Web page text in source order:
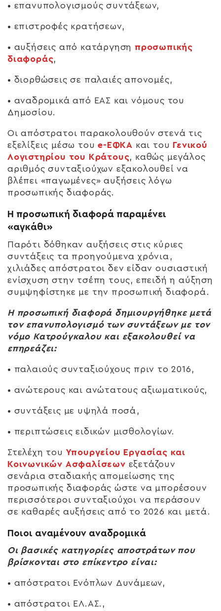
• επανυπολογισμούς συντάξεων,
• επιστροφές κρατήσεων,
• αυξήσεις από κατάργηση προσωπικής
διαφοράς,
• διορθώσεις σε παλαιές απονομές,
• αναδρομικά από ΕΑΣ και νόμους του
Δημοσίου.
Οι απόστρατοι παρακολουθούν στενά τις
εξελίξεις μέσω τουe-ΕΦΚΑ και του Γενικού
Λογιστηρίου του Κράτους, καθώς μεγάλος
αριθμός συνταξιούχων εξακολουθεί να
βλέπει «παγωμένες» αυξήσεις λόγω
προσωπικής διαφοράς.
Η προσωπική διαφορά παραμένει
«αγκάθι»
Παρότι δόθηκαν αυξήσεις στις κύριες
συντάξεις τα προηγούμενα χρόνια,
χιλιάδες απόστρατοι δεν είδαν ουσιαστική
ενίσχυση στην τσέπη τους, επειδή η αύξηση
συμψηφίστηκε με την προσωπική διαφορά.
Η προσωπική διαφορά δημιουργήθηκε μετά
τον επανυπολογισμό των συντάξεων με τον
νόμο Κατρούγκαλου και εξακολουθεί να
επηρεάζει:
• παλαιούς συνταξιούχους πριν το 2016,
• ανώτερους και ανώτατους αξιωματικούς,
• συντάξεις με υψηλά ποσά,
• περιπτώσεις ειδικών μισθολογίων.
Στελέχη του Υπουργείου Εργασίας και
Κοινωνικών Ασφαλίσεων εξετάζουν
σενάρια σταδιακής απομείωσης της
προσωπικής διαφοράς ώστε να μπορέσουν
περισσότεροι συνταξιούχοι να περάσουν
σε καθαρές αυξήσεις από το 2026 και μετά.
Ποιοι αναμένουν αναδρομικά
Οι βασικές κατηγορίες αποστράτων που
βρίσκονται στο επίκεντρο είναι:
• απόστρατοι Ενόπλων Δυνάμεων,
• απόστρατοι ΕΛ.ΑΣ.,